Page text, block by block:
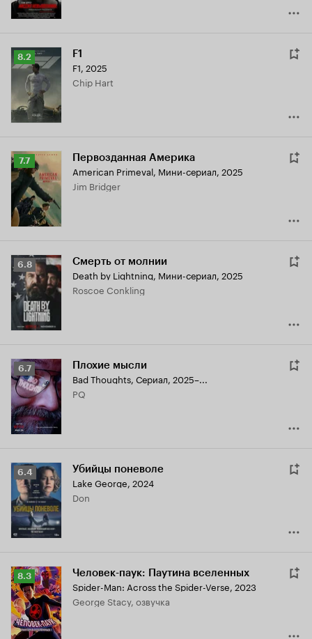
Рейтинг
Кинопоиска
8.2
8.2 F1
F1, 2025
Chip Hart
Рейтинг
Кинопоиска
7.7
7.7 Первозданная Америка
American Primeval, Мини-сериал, 2025
Jim Bridger
Рейтинг
Кинопоиска
6.8
6.8 Смерть от молнии
Death by Lightning, Мини-сериал, 2025
Roscoe Conkling
Рейтинг
Кинопоиска
6.7
6.7 Плохие мысли
Bad Thoughts, Сериал, 2025–...
PQ
Рейтинг
Кинопоиска
6.4
6.4 Убийцы поневоле
Lake George, 2024
Don
Рейтинг
Кинопоиска
8.3
8.3 Человек-паук: Паутина вселенных
Spider-Man: Across the Spider-Verse, 2023
George Stacy, озвучка